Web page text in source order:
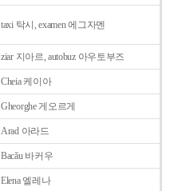
taxi 탁시, examen 에그자멘
ziar 지아르, autobuz 아우토부즈
Cheia 케이아
Gheorghe 게오르게
Arad 아라드
Bacǎu 바커우
Elena 엘레나